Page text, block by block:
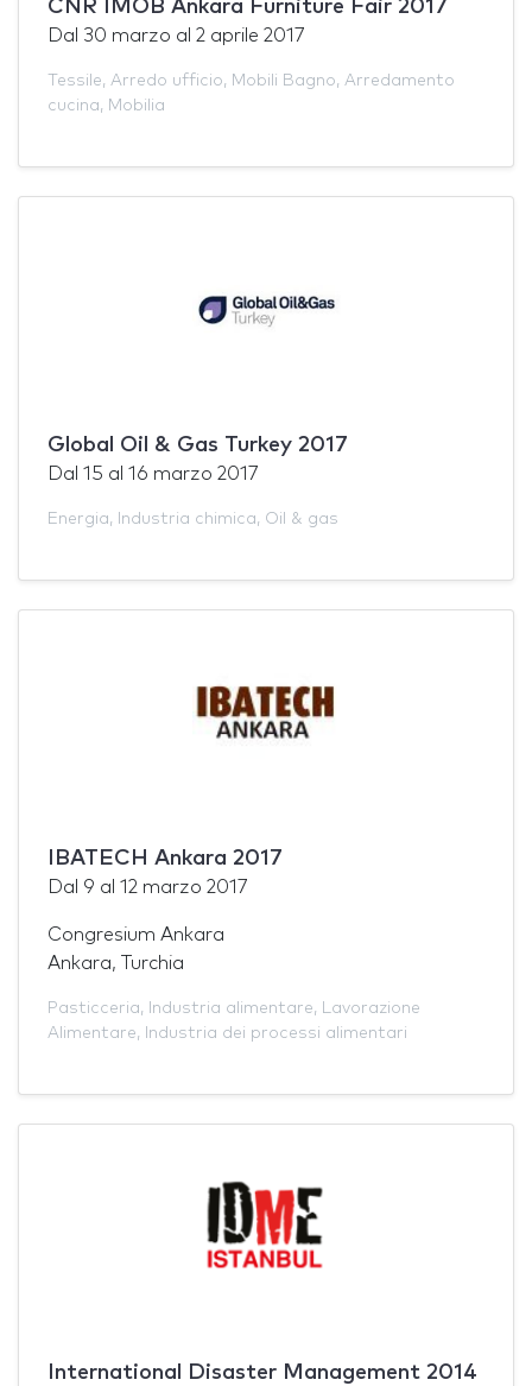
CNR IMOB Ankara Furniture Fair 2017
Dal 30 marzo al 2 aprile 2017
Tessile, Arredo ufficio, Mobili Bagno, Arredamento
cucina, Mobilia
Global Oil & Gas Turkey 2017
Dal 15 al 16 marzo 2017
Energia, Industria chimica, Oil & gas
IBATECH Ankara 2017
Dal 9 al 12 marzo 2017
Congresium Ankara
Ankara, Turchia
Pasticceria, Industria alimentare,
Lavorazione
Alimentare, Industria dei processi alimentari
International Disaster Management 2014